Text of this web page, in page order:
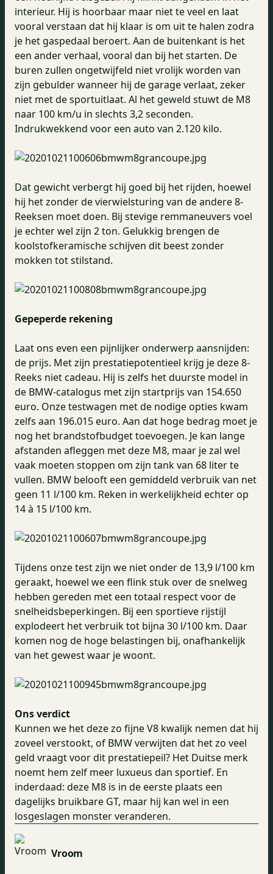
interieur. Hij is hoorbaar maar niet te veel en laat
vooral verstaan dat hij klaar is om uit te halen zodra
je het gaspedaal beroert. Aan de buitenkant is het
een ander verhaal, vooral dan bij het starten. De
buren zullen ongetwijfeld niet vrolijk worden van
zijn gebulder wanneer hij de garage verlaat, zeker
niet met de sportuitlaat. Al het geweld stuwt de M8
naar 100 km/u in slechts 3,2 seconden.
Indrukwekkend voor een auto van 2.120 kilo.
Dat gewicht verbergt hij goed bij het rijden, hoewel
hij het zonder de vierwielsturing van de andere 8-
Reeksen moet doen. Bij stevige remmaneuvers voel
je echter wel zijn 2 ton. Gelukkig brengen de
koolstofkeramische schijven dit beest zonder
mokken tot stilstand.
Gepeperde rekening
Laat ons even een pijnlijker onderwerp aansnijden:
de prijs. Met zijn prestatiepotentieel krijg je deze 8-
Reeks niet cadeau. Hij is zelfs het duurste model in
de BMW-catalogus met zijn startprijs van 154.650
euro. Onze testwagen met de nodige opties kwam
zelfs aan 196.015 euro. Aan dat hoge bedrag moet je
nog het brandstofbudget toevoegen. Je kan lange
afstanden afleggen met deze M8, maar je zal wel
vaak moeten stoppen om zijn tank van 68 liter te
vullen. BMW belooft een gemiddeld verbruik van net
geen 11 l/100 km. Reken in werkelijkheid echter op
14 à 15 l/100 km.
Tijdens onze test zijn we niet onder de 13,9 l/100 km
geraakt, hoewel we een flink stuk over de snelweg
hebben gereden met een totaal respect voor de
snelheidsbeperkingen. Bij een sportieve rijstijl
explodeert het verbruik tot bijna 30 l/100 km. Daar
komen nog de hoge belastingen bij, onafhankelijk
van het gewest waar je woont.
Ons verdict
Kunnen we het deze zo fijne V8 kwalijk nemen dat hij
zoveel verstookt, of BMW verwijten dat het zo veel
geld vraagt voor dit prestatiepeil? Het Duitse merk
noemt hem zelf meer luxueus dan sportief. En
inderdaad: deze M8 is in de eerste plaats een
dagelijks bruikbare GT, maar hij kan wel in een
losgeslagen monster veranderen.
Vroom